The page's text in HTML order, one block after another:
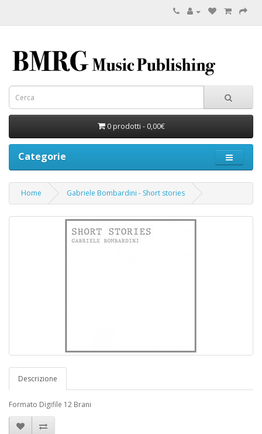
0 prodotti - 0,00€
Categorie
Home Gabriele Bombardini - Short stories
Descrizione
Formato Digifile 12 Brani